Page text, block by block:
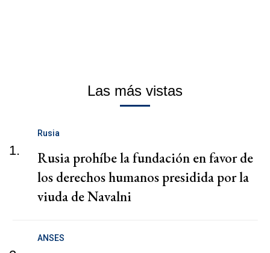
Las más vistas
1.
Rusia
Rusia prohíbe la fundación en favor de
los derechos humanos presidida por la
viuda de Navalni
ANSES